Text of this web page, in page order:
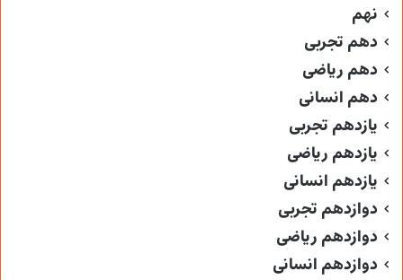
نهم
دهم تجربی
دهم ریاضی
دهم انسانی
یازدهم تجربی
یازدهم ریاضی
یازدهم انسانی
دوازدهم تجربی
دوازدهم ریاضی
دوازدهم انسانی